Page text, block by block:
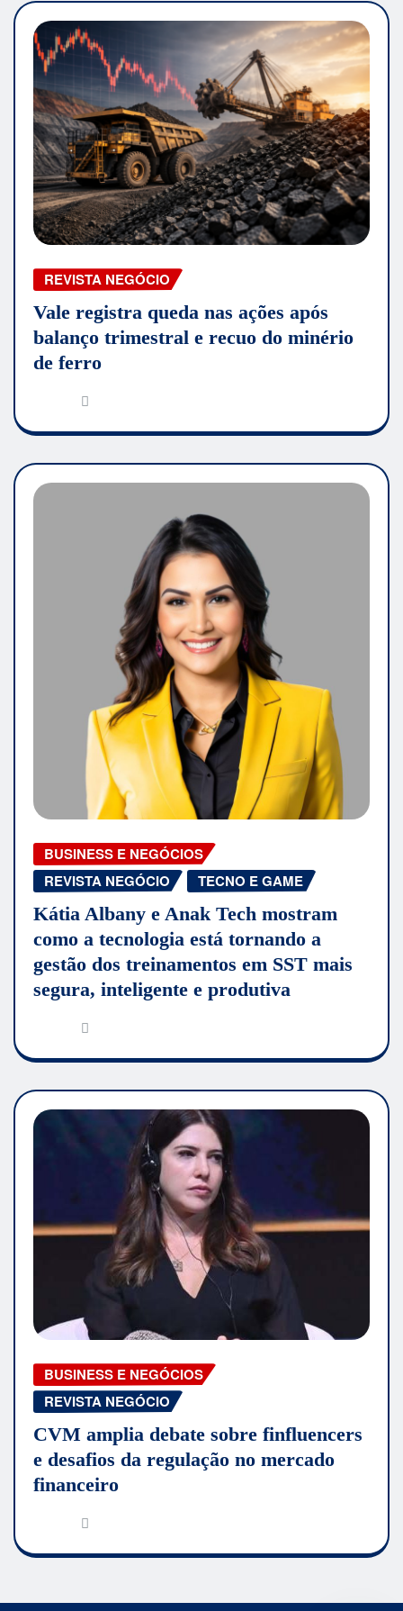
REVISTA NEGÓCIO
Vale registra queda nas ações após
balanço trimestral e recuo do minério
de ferro
BUSINESS E NEGÓCIOS
REVISTA NEGÓCIO
TECNO E GAME
Kátia Albany e Anak Tech mostram
como a tecnologia está tornando a
gestão dos treinamentos em SST mais
segura, inteligente e produtiva
BUSINESS E NEGÓCIOS
REVISTA NEGÓCIO
CVM amplia debate sobre finfluencers
e desafios da regulação no mercado
financeiro